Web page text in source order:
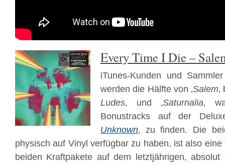
Every Time I Die –
iTunes-Kunden und
werden die Hälfte von ‚Salem
Ludes‚ und ‚Saturnalia‚
Bonustracks auf der
Unknown‚ zu finden. Die
physisch auf Vinyl verfügbar zu haben, ist also
beiden Kraftpakete auf dem letztjährigen, absolut